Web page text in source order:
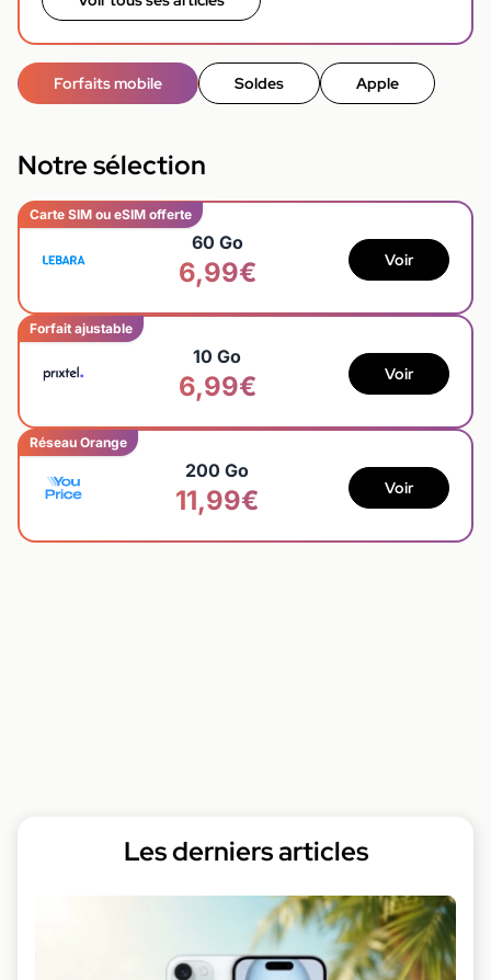
Forfaits mobile Soldes Apple
Notre sélection
Carte SIM ou eSIM offerte
60 Go
6,99€ Voir
Forfait ajustable
10 Go
6,99€ Voir
Réseau Orange
200 Go
11,99€ Voir
Les derniers articles